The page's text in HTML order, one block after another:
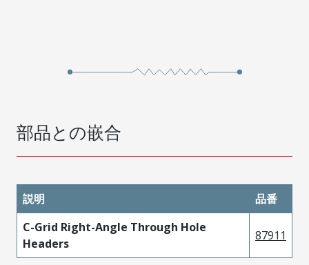
部品との嵌合
説明
品番
C-Grid Right-Angle Through Hole
Headers
87911